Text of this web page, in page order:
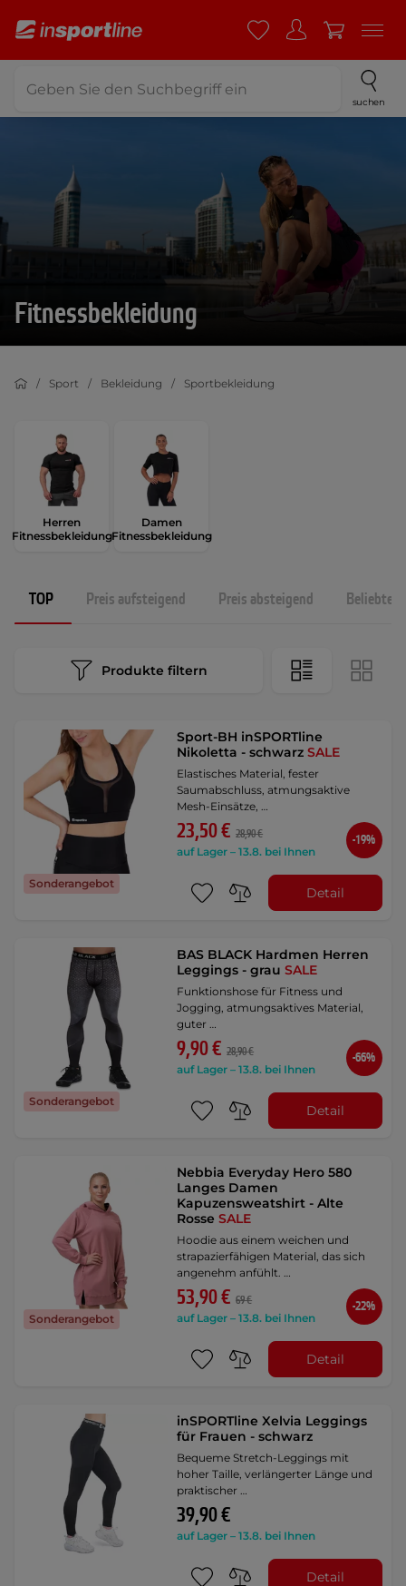
suchen
Fitnessbekleidung
Sport Bekleidung Sportbekleidung
Herren
Fitnessbekleidung
Damen
Fitnessbekleidung
TOP Preis aufsteigend Preis absteigend
Produkte filtern
Sonderangebot
Sport-BH inSPORTline
Nikoletta - schwarzSALE
Elastisches Material, fester
Saumabschluss, atmungsaktive
Mesh-Einsätze, …
23,50 € 28,90 €
auf Lager – 13.8. bei Ihnen
-19%
Detail
Sonderangebot
BAS BLACK Hardmen Herren
Leggings - grauSALE
Funktionshose für Fitness und
Jogging, atmungsaktives Material,
guter …
9,90 € 28,90 €
auf Lager – 13.8. bei Ihnen
-66%
Detail
Sonderangebot
Nebbia Everyday Hero 580
Langes Damen
Kapuzensweatshirt - Alte
RosseSALE
Hoodie aus einem weichen und
strapazierfähigen Material, das sich
angenehm anfühlt. …
53,90 € 69 €
auf Lager – 13.8. bei Ihnen
-22%
Detail
inSPORTline Xelvia Leggings
für Frauen - schwarz
Bequeme Stretch-Leggings mit
hoher Taille, verlängerter Länge und
praktischer …
39,90 €
auf Lager – 13.8. bei Ihnen
Detail